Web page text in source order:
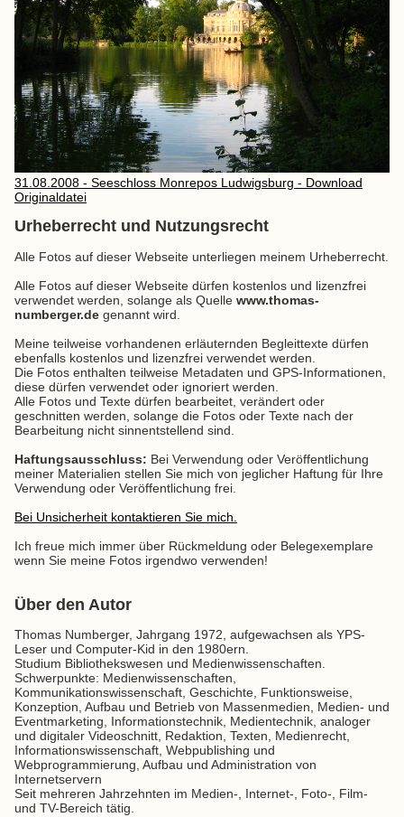
31.08.2008 - Seeschloss Monrepos Ludwigsburg - Download
Originaldatei
Urheberrecht und Nutzungsrecht
Alle Fotos auf dieser Webseite unterliegen meinem Urheberrecht.
Alle Fotos auf dieser Webseite dürfen kostenlos und lizenzfrei
verwendet werden, solange als Quelle www.thomas-
numberger.de genannt wird.
Meine teilweise vorhandenen erläuternden Begleittexte dürfen
ebenfalls kostenlos und lizenzfrei verwendet werden.
Die Fotos enthalten teilweise Metadaten und GPS-Informationen,
diese dürfen verwendet oder ignoriert werden.
Alle Fotos und Texte dürfen bearbeitet, verändert oder
geschnitten werden, solange die Fotos oder Texte nach der
Bearbeitung nicht sinnentstellend sind.
Haftungsausschluss: Bei Verwendung oder Veröffentlichung
meiner Materialien stellen Sie mich von jeglicher Haftung für Ihre
Verwendung oder Veröffentlichung frei.
Bei Unsicherheit kontaktieren Sie mich.
Ich freue mich immer über Rückmeldung oder Belegexemplare
wenn Sie meine Fotos irgendwo verwenden!
Über den Autor
Thomas Numberger, Jahrgang 1972, aufgewachsen als YPS-
Leser und Computer-Kid in den 1980ern.
Studium Bibliothekswesen und Medienwissenschaften.
Schwerpunkte: Medienwissenschaften,
Kommunikationswissenschaft, Geschichte, Funktionsweise,
Konzeption, Aufbau und Betrieb von Massenmedien, Medien- und
Eventmarketing, Informationstechnik, Medientechnik, analoger
und digitaler Videoschnitt, Redaktion, Texten, Medienrecht,
Informationswissenschaft, Webpublishing und
Webprogrammierung, Aufbau und Administration von
Internetservern
Seit mehreren Jahrzehnten im Medien-, Internet-, Foto-, Film-
und TV-Bereich tätig.